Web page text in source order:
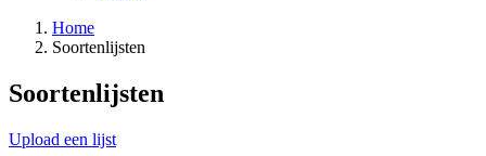
Home
Soortenlijsten
Soortenlijsten
Upload een lijst